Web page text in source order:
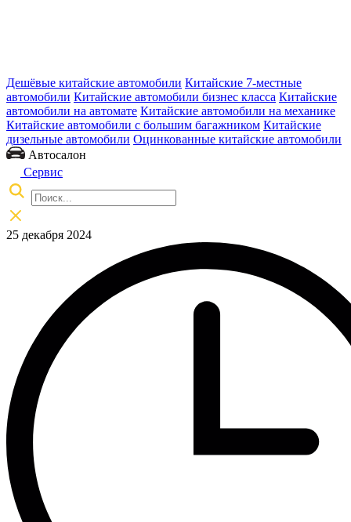
Дешёвые китайские автомобили Китайские 7-местные
автомобили Китайские автомобили бизнес класса Китайские
автомобили на автомате Китайские автомобили на механике
Китайские автомобили с большим багажником Китайские
дизельные автомобили Оцинкованные китайские автомобили
Автосалон
Сервис
25 декабря 2024